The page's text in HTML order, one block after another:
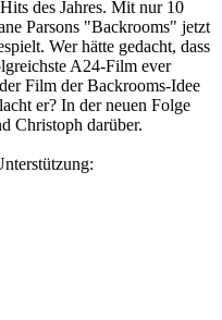
des Jahres. Mit nur 10
Parsons "Backrooms" jetzt
Wer hätte gedacht, dass
A24-Film ever
Film der Backrooms-Idee
er? In der neuen Folge
Christoph darüber.